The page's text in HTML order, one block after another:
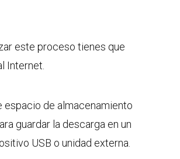
este proceso tienes que
Internet.
espacio de almacenamiento
guardar la descarga en un
USB o unidad externa.